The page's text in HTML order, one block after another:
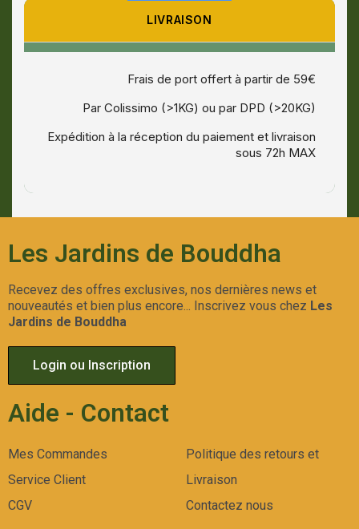
LIVRAISON
Frais de port offert à partir de 59€
Par Colissimo (>1KG) ou par DPD (>20KG)
Expédition à la réception du paiement et livraison
sous 72h MAX
Les Jardins de Bouddha
Recevez des offres exclusives, nos dernières news et
nouveautés et bien plus encore... Inscrivez vous chez Les
Jardins de Bouddha
Login ou Inscription
Aide - Contact
Mes Commandes
Service Client
CGV
Politique des retours et
Livraison
Contactez nous